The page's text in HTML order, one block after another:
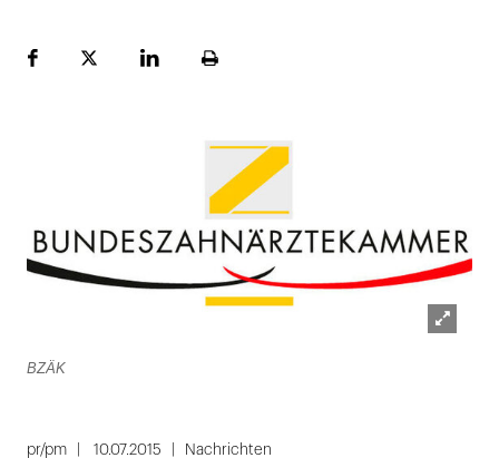
FacebookPlattformLinekdInSeite
BZÄK
pr/pm 10.07.2015 Nachrichten